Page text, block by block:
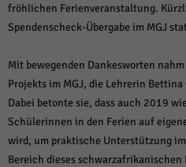
fröhlichen Ferienveranstaltung.
Spendenscheck-Übergabe im MGJ
Mit bewegenden Dankesworten
Projekts im MGJ, die Lehrerin Bettina
Dabei betonte sie, dass auch 2019
Schülerinnen in den Ferien auf
wird, um praktische Unterstützung
Bereich dieses
über Websites hinweg verfolgen.
Cookie-
Externe Medien (6)
Inhalte von Videoplattformen und
standardmäßig blockiert. Wenn Cookies
werden, bedarf der Zugriff auf diese
mehr.
Cookie-